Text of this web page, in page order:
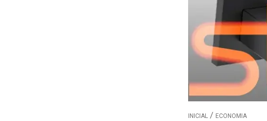
INICIAL ECONOMIA